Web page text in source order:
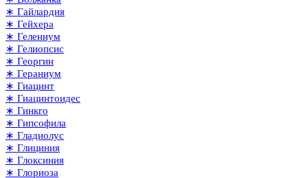
∗ Гайлардия
∗ Гейхера
∗ Гелениум
∗ Гелиопсис
∗ Георгин
∗ Гераниум
∗ Гиацинт
∗ Гиацинтоидес
∗ Гинкго
∗ Гипсофила
∗ Гладиолус
∗ Глициния
∗ Глоксиния
∗ Глориоза